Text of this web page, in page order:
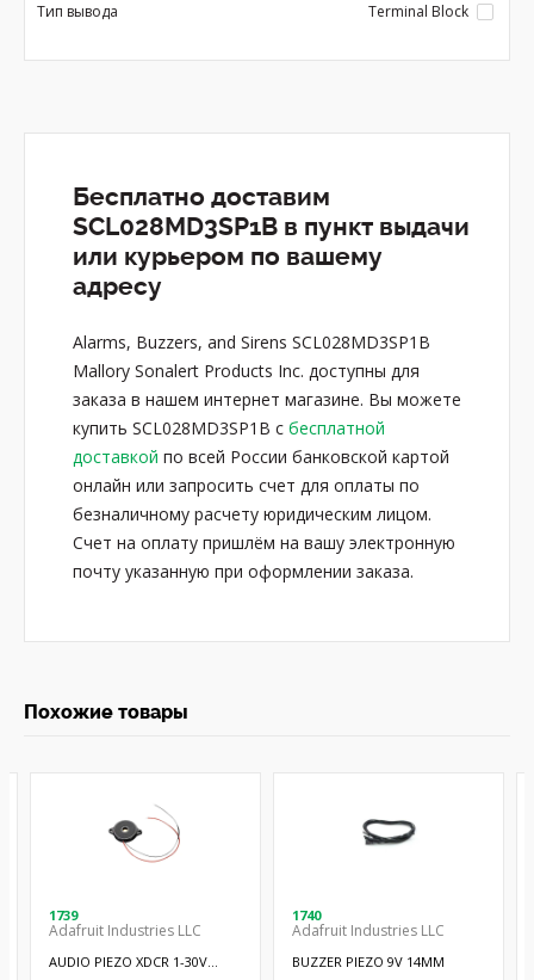
Тип вывода
Terminal Block
Бесплатно доставим
SCL028MD3SP1B в пункт выдачи
или курьером по вашему
адресу
Alarms, Buzzers, and Sirens SCL028MD3SP1B
Mallory Sonalert Products Inc. доступны для
заказа в нашем интернет магазине. Вы можете
купить SCL028MD3SP1B с бесплатной
доставкой по всей России банковской картой
онлайн или запросить счет для оплаты по
безналичному расчету юридическим лицом.
Счет на оплату пришлём на вашу электронную
почту указанную при оформлении заказа.
Похожие товары
1739
Adafruit Industries LLC
AUDIO PIEZO XDCR 1-30V
1740
Adafruit Industries LLC
BUZZER PIEZO 9V 14MM